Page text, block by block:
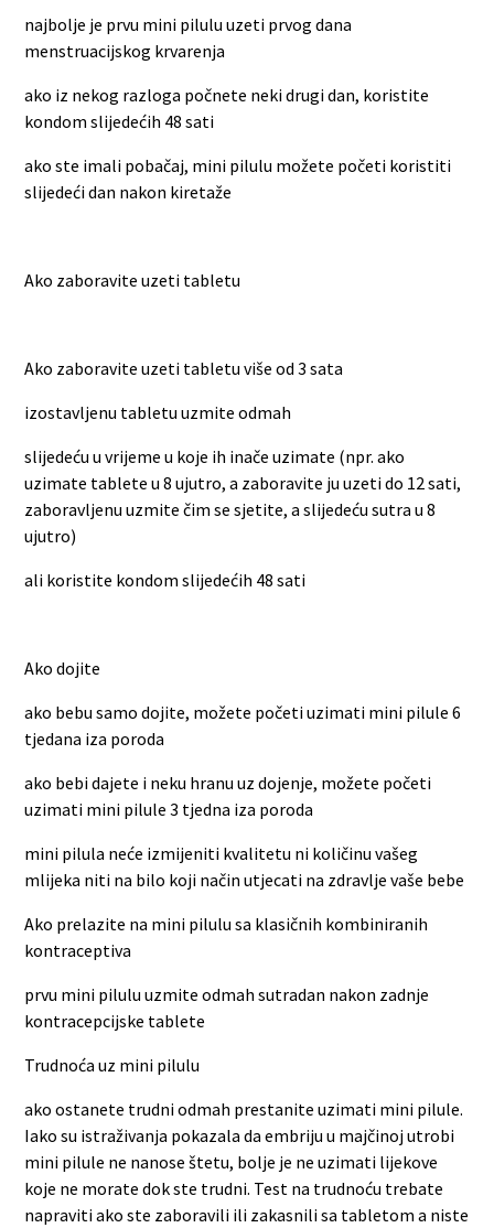
najbolje je prvu mini pilulu uzeti prvog dana
menstruacijskog krvarenja
ako iz nekog razloga počnete neki drugi dan, koristite
kondom slijedećih 48 sati
ako ste imali pobačaj, mini pilulu možete početi koristiti
slijedeći dan nakon kiretaže
Ako zaboravite uzeti tabletu
Ako zaboravite uzeti tabletu više od 3 sata
izostavljenu tabletu uzmite odmah
slijedeću u vrijeme u koje ih inače uzimate (npr. ako
uzimate tablete u 8 ujutro, a zaboravite ju uzeti do 12 sati,
zaboravljenu uzmite čim se sjetite, a slijedeću sutra u 8
ujutro)
ali koristite kondom slijedećih 48 sati
Ako dojite
ako bebu samo dojite, možete početi uzimati mini pilule 6
tjedana iza poroda
ako bebi dajete i neku hranu uz dojenje, možete početi
uzimati mini pilule 3 tjedna iza poroda
mini pilula neće izmijeniti kvalitetu ni količinu vašeg
mlijeka niti na bilo koji način utjecati na zdravlje vaše bebe
Ako prelazite na mini pilulu sa klasičnih kombiniranih
kontraceptiva
prvu mini pilulu uzmite odmah sutradan nakon zadnje
kontracepcijske tablete
Trudnoća uz mini pilulu
ako ostanete trudni odmah prestanite uzimati mini pilule.
Iako su istraživanja pokazala da embriju u majčinoj utrobi
mini pilule ne nanose štetu, bolje je ne uzimati lijekove
koje ne morate dok ste trudni. Test na trudnoću trebate
napraviti ako ste zaboravili ili zakasnili sa tabletom a niste